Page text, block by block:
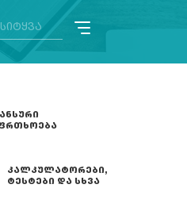
ᲙᲐᲚᲙᲣᲚᲐᲢᲝᲠᲔᲑᲘ,
ᲢᲔᲡᲢᲔᲑᲘ ᲓᲐ ᲡᲮᲕᲐ